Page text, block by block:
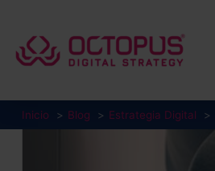
contenido
Inicio Blog Estrategia Digital